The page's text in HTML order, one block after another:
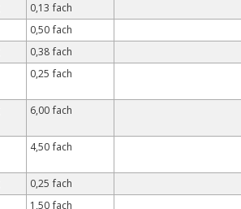
0,13 fach
0,50 fach
0,38 fach
0,25 fach
6,00 fach
4,50 fach
0,25 fach
1,50 fach